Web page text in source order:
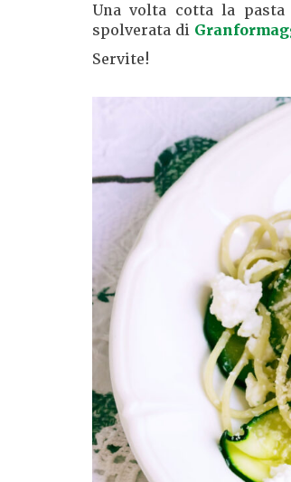
Una volta cotta la
spolverata di
Servite!